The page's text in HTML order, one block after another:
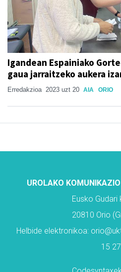
Igandean Espainiako
gaua jarraitzeko aukera
Erredakzioa 2023 uzt 20 AIA ORIO
UROLAKO
Eusko Gudari
20810 Orio
Helbide elektronikoa:
15 27